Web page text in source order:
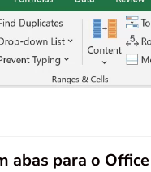
abas para o